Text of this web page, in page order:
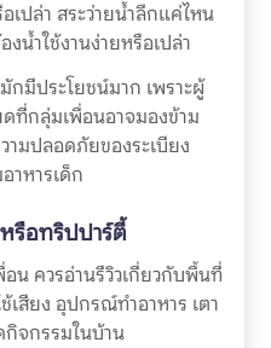
เปล่า สระว่ายน้ำลึกแค่ไหน
น้ำใช้งานง่ายหรือเปล่า
มีประโยชน์มาก เพราะผู้
ที่กลุ่มเพื่อนอาจมองข้าม
ามปลอดภัยของระเบียง
าหารเด็ก
รือทริปปาร์ตี้
น ควรอ่านรีวิวเกี่ยวกับพื้นที่
เสียง อุปกรณ์ทำอาหาร เตา
กิจกรรมในบ้าน